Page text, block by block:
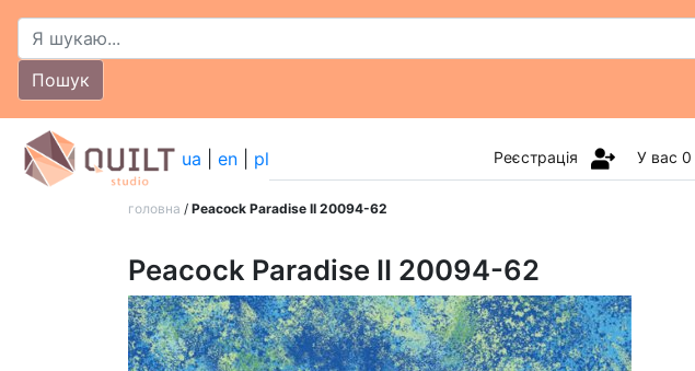
Пошук
ua en pl Реєстрація У вас0
головна / Peacock Paradise II 20094-62
Peacock Paradise II 20094-62